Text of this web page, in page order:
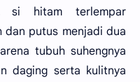
si hitam terlempar
dan putus menjadi dua
tubuh suhengnya
daging serta kulitnya